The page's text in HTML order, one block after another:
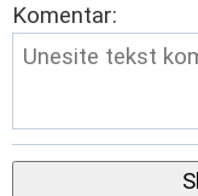
Komentar: